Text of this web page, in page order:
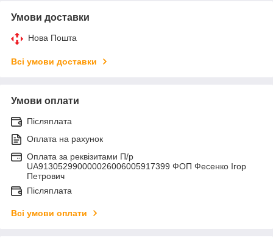
Умови доставки
Нова Пошта
Всі умови доставки
Умови оплати
Післяплата
Оплата на рахунок
Оплата за реквізитами П/р
UA913052990000026006005917399 ФОП Фесенко Ігор
Петрович
Післяплата
Всі умови оплати